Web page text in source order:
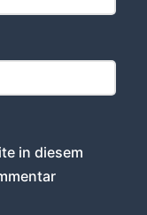
in diesem